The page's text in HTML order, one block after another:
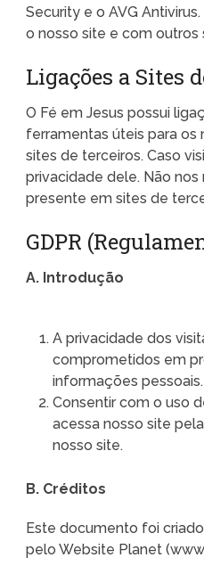
Security e o AVG
o nosso site e com outros
Ligações a Sites
O Fé em Jesus possui
ferramentas úteis para os
sites de terceiros. Caso
privacidade dele. Não
presente em sites de
GDPR
A. Introdução
A privacidade dos
comprometidos em
informações pessoais.
Consentir com o uso
acessa nosso site
nosso site.
B. Créditos
Este documento foi
pelo Website Planet